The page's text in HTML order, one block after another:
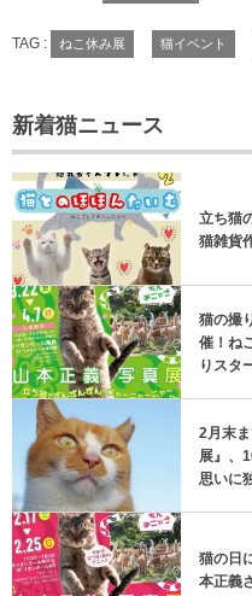
TAG : ねこ休み展 猫イベント
新着猫ニュース
立ち猫
猫雑貨
猫の撮
催！ね
りスタ
2月末
展』、
思いに
猫の日
本正義